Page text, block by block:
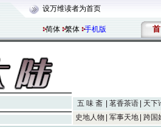
设万维读者为首页
简体 繁体 手机版 首
五 味 斋 茗香茶语
天下
史地人物
军事天地 跨国